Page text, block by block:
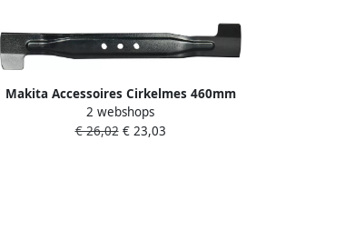
Makita Accessoires Cirkelmes 460mm
DLM465 191W86-4
2 webshops
€ 26,02€ 23,03